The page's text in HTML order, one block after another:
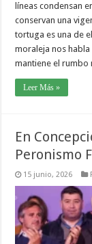
líneas condensan
conservan una
tortuga es una de
moraleja nos
mantiene el
Leer Más »
En
Peronismo
15 junio, 2026